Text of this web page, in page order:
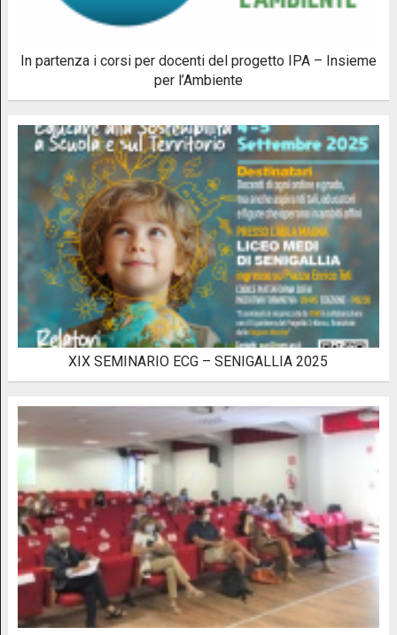
In partenza i corsi per docenti del progetto IPA – Insieme
per l’Ambiente
XIX SEMINARIO ECG – SENIGALLIA 2025